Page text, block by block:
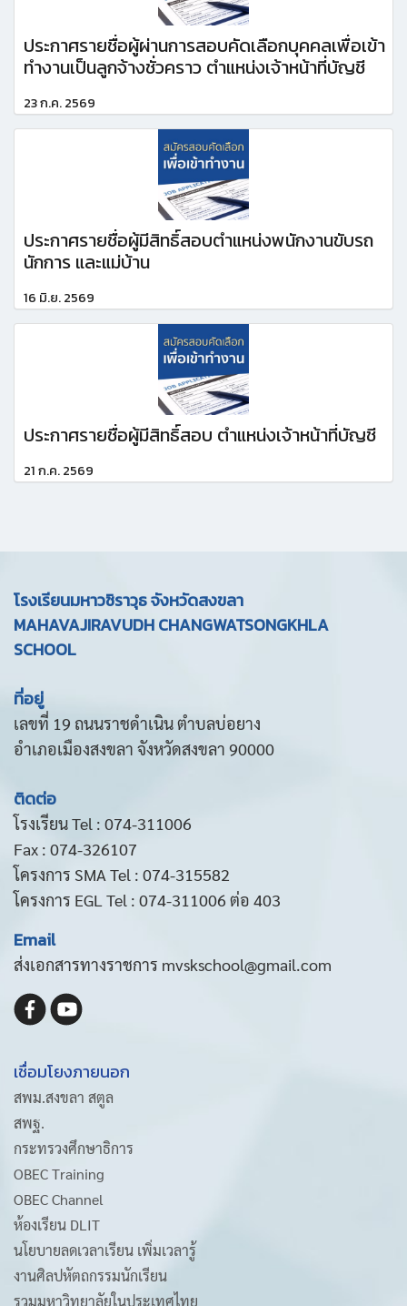
ประกาศรายชื่อผู้ผ่านการสอบคัดเลือกบุคคลเพื่อเข้า
ทำงานเป็นลูกจ้างชั่วคราว ตำแหน่งเจ้าหน้าที่บัญชี
23 ก.ค. 2569
ประกาศรายชื่อผู้มีสิทธิ์สอบตำแหน่งพนักงานขับรถ
นักการ และแม่บ้าน
16 มิ.ย. 2569
ประกาศรายชื่อผู้มีสิทธิ์สอบ ตำแหน่งเจ้าหน้าที่บัญชี
21 ก.ค. 2569
โรงเรียนมหาวชิราวุธ จังหวัดสงขลา
MAHAVAJIRAVUDH CHANGWATSONGKHLA
SCHOOL
ที่อยู่
เลขที่ 19 ถนนราชดำเนิน ตำบลบ่อยาง
อำเภอเมืองสงขลา จังหวัดสงขลา 90000
ติดต่อ
โรงเรียน Tel : 074-311006
Fax : 074-326107
โครงการ SMA Tel : 074-315582
โครงการ EGL Tel : 074-311006 ต่อ 403
Email
ส่งเอกสารทางราชการ mvskschool@gmail.com
เชื่อมโยงภายนอก
สพม.สงขลา สตูล
สพฐ.
กระทรวงศึกษาธิการ
OBEC Training
OBEC Channel
ห้องเรียน DLIT
นโยบายลดเวลาเรียน เพิ่มเวลารู้
งานศิลปหัตถกรรมนักเรียน
รวมมหาวิทยาลัยในประเทศไทย